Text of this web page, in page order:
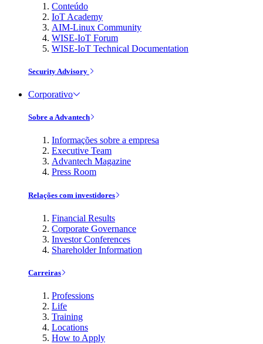
Conteúdo
IoT Academy
AIM-Linux Community
WISE-IoT Forum
WISE-IoT Technical Documentation
Security Advisory
Corporativo
Sobre a Advantech
Informações sobre a empresa
Executive Team
Advantech Magazine
Press Room
Relações com investidores
Financial Results
Corporate Governance
Investor Conferences
Shareholder Information
Carreiras
Professions
Life
Training
Locations
How to Apply